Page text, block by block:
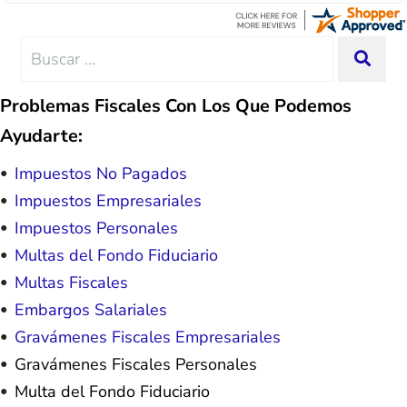
hope. I look forward to better days for
possible because of J Miller, and I am
Search
Problemas Fiscales Con Los Que Podemos
Ayudarte:
Impuestos No Pagados
Impuestos Empresariales
Impuestos Personales
Multas del Fondo Fiduciario
Multas Fiscales
Embargos Salariales
Gravámenes Fiscales Empresariales
Gravámenes Fiscales Personales
Multa del Fondo Fiduciario